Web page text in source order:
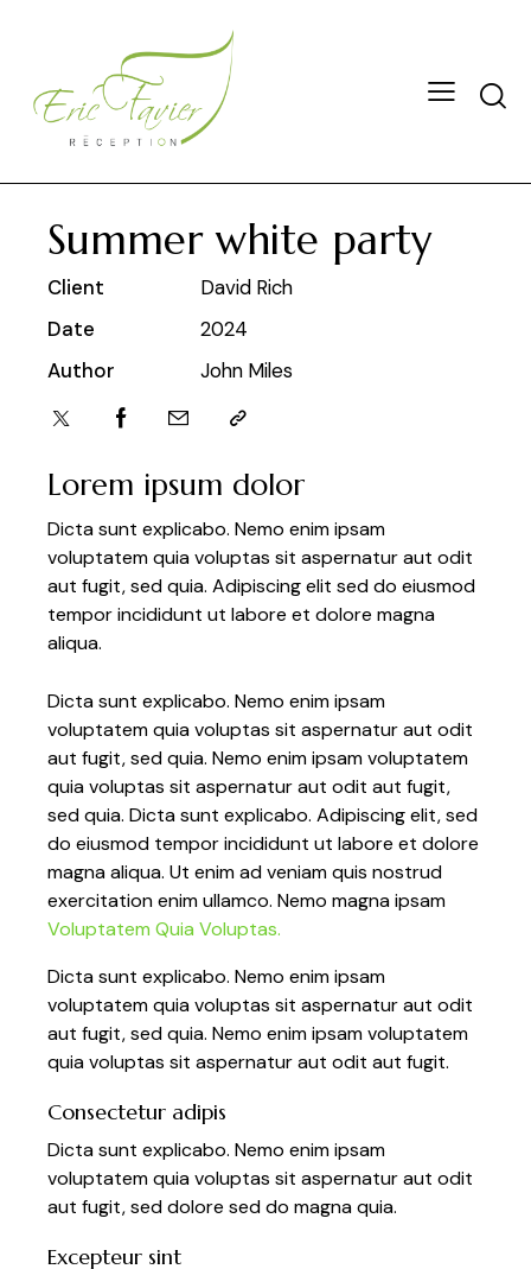
Summer white party
Client
David Rich
Date
2024
Author
John Miles
Lorem ipsum dolor
Dicta sunt explicabo. Nemo enim ipsam
voluptatem quia voluptas sit aspernatur aut odit
aut fugit, sed quia. Adipiscing elit sed do eiusmod
tempor incididunt ut labore et dolore magna
aliqua.
Dicta sunt explicabo. Nemo enim ipsam
voluptatem quia voluptas sit aspernatur aut odit
aut fugit, sed quia. Nemo enim ipsam voluptatem
quia voluptas sit aspernatur aut odit aut fugit,
sed quia. Dicta sunt explicabo. Adipiscing elit, sed
do eiusmod tempor incididunt ut labore et dolore
magna aliqua. Ut enim ad veniam quis nostrud
exercitation enim ullamco. Nemo magna ipsam
Voluptatem Quia Voluptas.
Dicta sunt explicabo. Nemo enim ipsam
voluptatem quia voluptas sit aspernatur aut odit
aut fugit, sed quia. Nemo enim ipsam voluptatem
quia voluptas sit aspernatur aut odit aut fugit.
Consectetur adipis
Dicta sunt explicabo. Nemo enim ipsam
voluptatem quia voluptas sit aspernatur aut odit
aut fugit, sed dolore sed do magna quia.
Excepteur sint